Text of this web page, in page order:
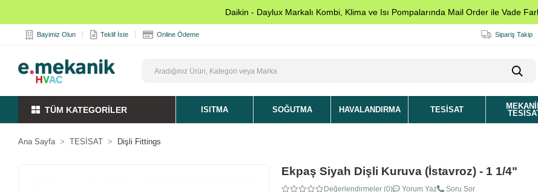
Daikin - Daylux Markalı Kombi, Klima ve Isı Pompalarında Mail Order ile Vade
Bayimiz Olun Teklif İste Online Ödeme Sipariş Takip
TÜM KATEGORİLER ISITMA SOĞUTMA HAVALANDIRMA TESISAT
Ana Sayfa TESİSAT Dişli Fittings
Ekpaş Siyah Dişli Kuruva (İstavroz) - 1 1/4"
Değerlendirmeler (0) Yorum Yaz Soru Sor